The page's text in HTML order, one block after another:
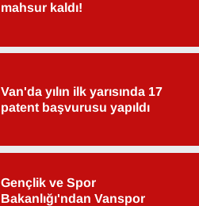
mahsur kaldı!
Van'da yılın ilk yarısında 17
patent başvurusu yapıldı
Gençlik ve Spor
Bakanlığı'ndan Vanspor